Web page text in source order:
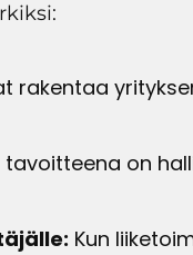
rakentaa
tavoitteena on
Kun